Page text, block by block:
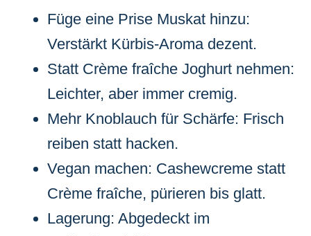
Füge eine Prise Muskat hinzu:
Verstärkt Kürbis-Aroma dezent.
Statt Crème fraîche Joghurt nehmen:
Leichter, aber immer cremig.
Mehr Knoblauch für Schärfe: Frisch
reiben statt hacken.
Vegan machen: Cashewcreme statt
Crème fraîche, pürieren bis glatt.
Lagerung: Abgedeckt im